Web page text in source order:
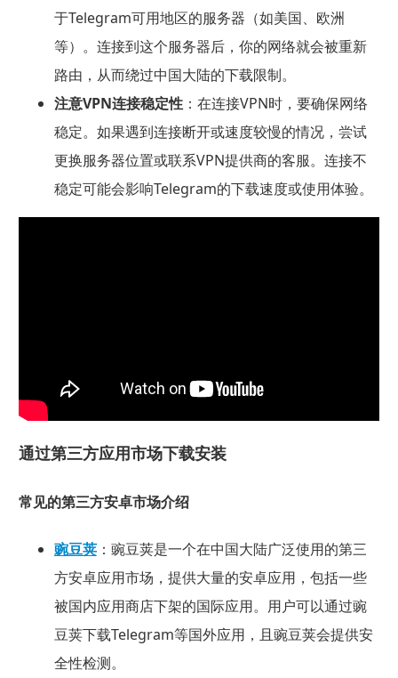
于Telegram可用地区的服务器（如美国、欧洲
等）。连接到这个服务器后，你的网络就会被重新
路由，从而绕过中国大陆的下载限制。
注意VPN连接稳定性：在连接VPN时，要确保网络
稳定。如果遇到连接断开或速度较慢的情况，尝试
更换服务器位置或联系VPN提供商的客服。连接不
稳定可能会影响Telegram的下载速度或使用体验。
通过第三方应用市场下载安装
常见的第三方安卓市场介绍
豌豆荚：豌豆荚是一个在中国大陆广泛使用的第三
方安卓应用市场，提供大量的安卓应用，包括一些
被国内应用商店下架的国际应用。用户可以通过豌
豆荚下载Telegram等国外应用，且豌豆荚会提供安
全性检测。